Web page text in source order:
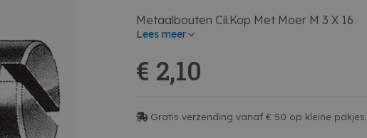
Metaalbouten Cil.Kop Met Moer M 3 X 16
Lees meer
€ 2,10
Gratis verzending vanaf € 50 op kleine pakjes.